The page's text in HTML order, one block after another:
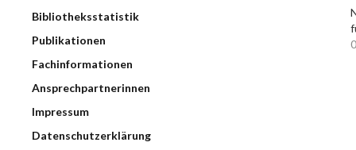
Bibliotheksstatistik
Publikationen
Fachinformationen
Ansprechpartnerinnen
Impressum
Datenschutzerklärung